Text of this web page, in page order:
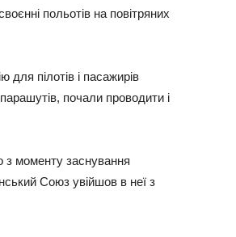
польотів на повітряних
пілотів і пасажирів
парашутів, почали проводити і
з моменту заснування
Союз увійшов в неї з